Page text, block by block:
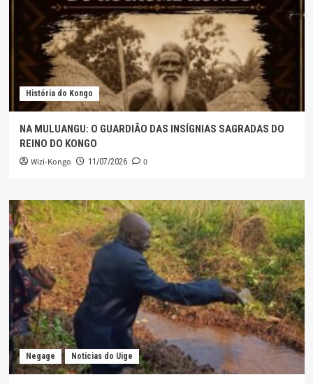
História do Kongo
NA MULUANGU: O GUARDIÃO DAS INSÍGNIAS SAGRADAS DO
REINO DO KONGO
Wizi-Kongo 11/07/2026 0
Negage Noticias do Uige